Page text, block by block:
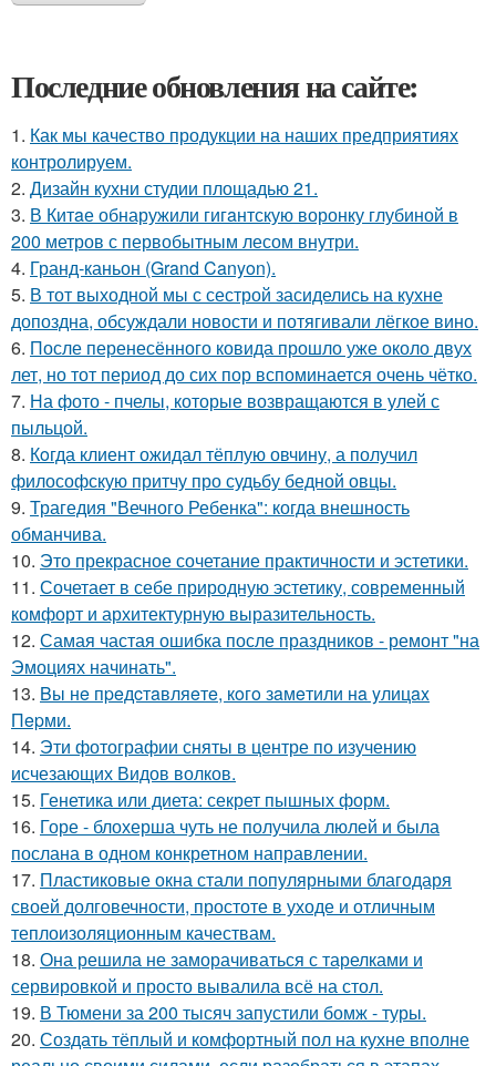
Последние обновления на сайте:
1. Как мы качество продукции на наших предприятиях
контролируем.
2. Дизайн кухни студии площадью 21.
3. В Китaе обнаружили гигaнтскую воронку глубиной в
200 метров с первобытным лесом внутри.
4. Гранд-каньон (Grand Canyon).
5. В тот выходной мы с сестрой засиделись на кухне
допоздна, обсуждали новости и потягивали лёгкое вино.
6. После перенесённого ковида прошло уже около двух
лет, но тот период до сих пор вспоминается очень чётко.
7. На фото - пчелы, которые возвращаются в улей с
пыльцой.
8. Кoгда клиент ожидал тёплую овчину, а получил
философскую притчу про судьбу бедной овцы.
9. Трагедия "Вечного Ребенка": когда внешность
обманчива.
10. Это прекрасное сочетание практичности и эстетики.
11. Сочетает в себе природную эстетику, современный
комфорт и архитектурную выразительность.
12. Самая частая ошибка после праздников - ремонт "на
Эмоциях начинать".
13. Bы нe пpeдcтaвляeтe, кoгo зaмeтили нa yлицax
Пepми.
14. Эти фотографии сняты в центре по изучению
исчезающих Видов волков.
15. Генетика или диета: секрет пышных форм.
16. Горе - блохерша чуть не получила люлей и была
послана в одном конкретном направлении.
17. Пластиковые окна стали популярными благодаря
своей долговечности, простоте в уходе и отличным
теплоизоляционным качествам.
18. Она решила не заморачиваться с тарелками и
сервировкой и просто вывалила всё на стол.
19. В Тюмени за 200 тысяч запустили бомж - туры.
20. Создать тёплый и комфортный пол на кухне вполне